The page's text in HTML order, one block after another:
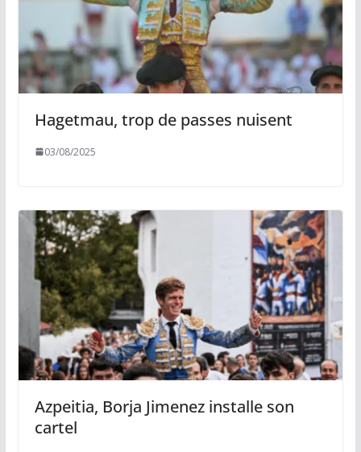
Hagetmau, trop de passes nuisent
03/08/2025
Azpeitia, Borja Jimenez installe son
cartel